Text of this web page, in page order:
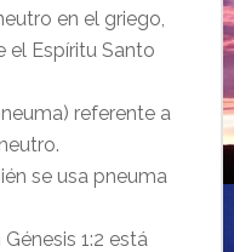
en el griego,
el Espíritu Santo
referente a
se usa pneuma
Génesis 1:2 está